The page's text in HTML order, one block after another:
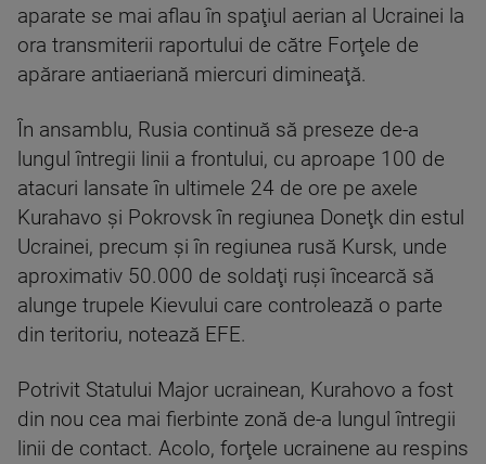
aparate se mai aflau în spaţiul aerian al Ucrainei la
ora transmiterii raportului de către Forţele de
apărare antiaeriană miercuri dimineaţă.
În ansamblu, Rusia continuă să preseze de-a
lungul întregii linii a frontului, cu aproape 100 de
atacuri lansate în ultimele 24 de ore pe axele
Kurahavo şi Pokrovsk în regiunea Doneţk din estul
Ucrainei, precum şi în regiunea rusă Kursk, unde
aproximativ 50.000 de soldaţi ruşi încearcă să
alunge trupele Kievului care controlează o parte
din teritoriu, notează EFE.
Potrivit Statului Major ucrainean, Kurahovo a fost
din nou cea mai fierbinte zonă de-a lungul întregii
linii de contact. Acolo, forţele ucrainene au respins